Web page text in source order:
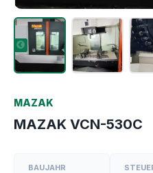
MAZAK
MAZAK VCN-530C
BAUJAHR